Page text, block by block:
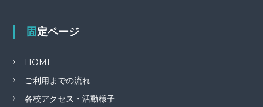
固定ページ
HOME
ご利用までの流れ
各校アクセス・活動様子